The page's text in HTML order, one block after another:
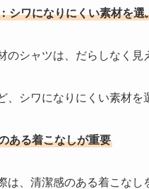
シワになりにくい素材を選
のシャツは、だらしなく
、シワになりにくい素材
ある着こなしが重要
は、清潔感のある着こなし